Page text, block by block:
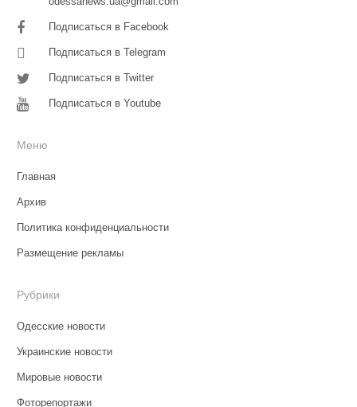
Подписаться в Facebook
Подписаться в Telegram
Подписаться в Twitter
Подписаться в Youtube
Меню
Главная
Архив
Политика конфиденциальности
Размещение рекламы
Рубрики
Одесские новости
Украинские новости
Мировые новости
Фоторепортажи